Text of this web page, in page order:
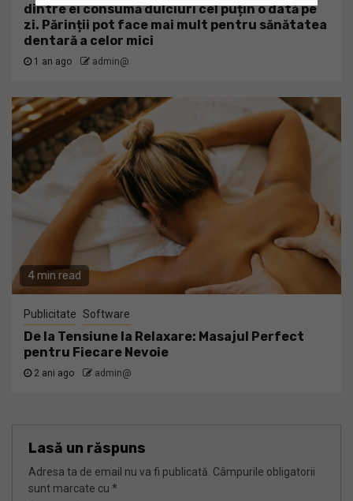
dintre ei consumă dulciuri cel puțin o dată pe
zi. Părinții pot face mai mult pentru sănătatea
dentară a celor mici
1 an ago admin@
4 min read
Publicitate Software
De la Tensiune la Relaxare: Masajul Perfect
pentru Fiecare Nevoie
2 ani ago admin@
Lasă un răspuns
Adresa ta de email nu va fi publicată. Câmpurile obligatorii
sunt marcate cu *